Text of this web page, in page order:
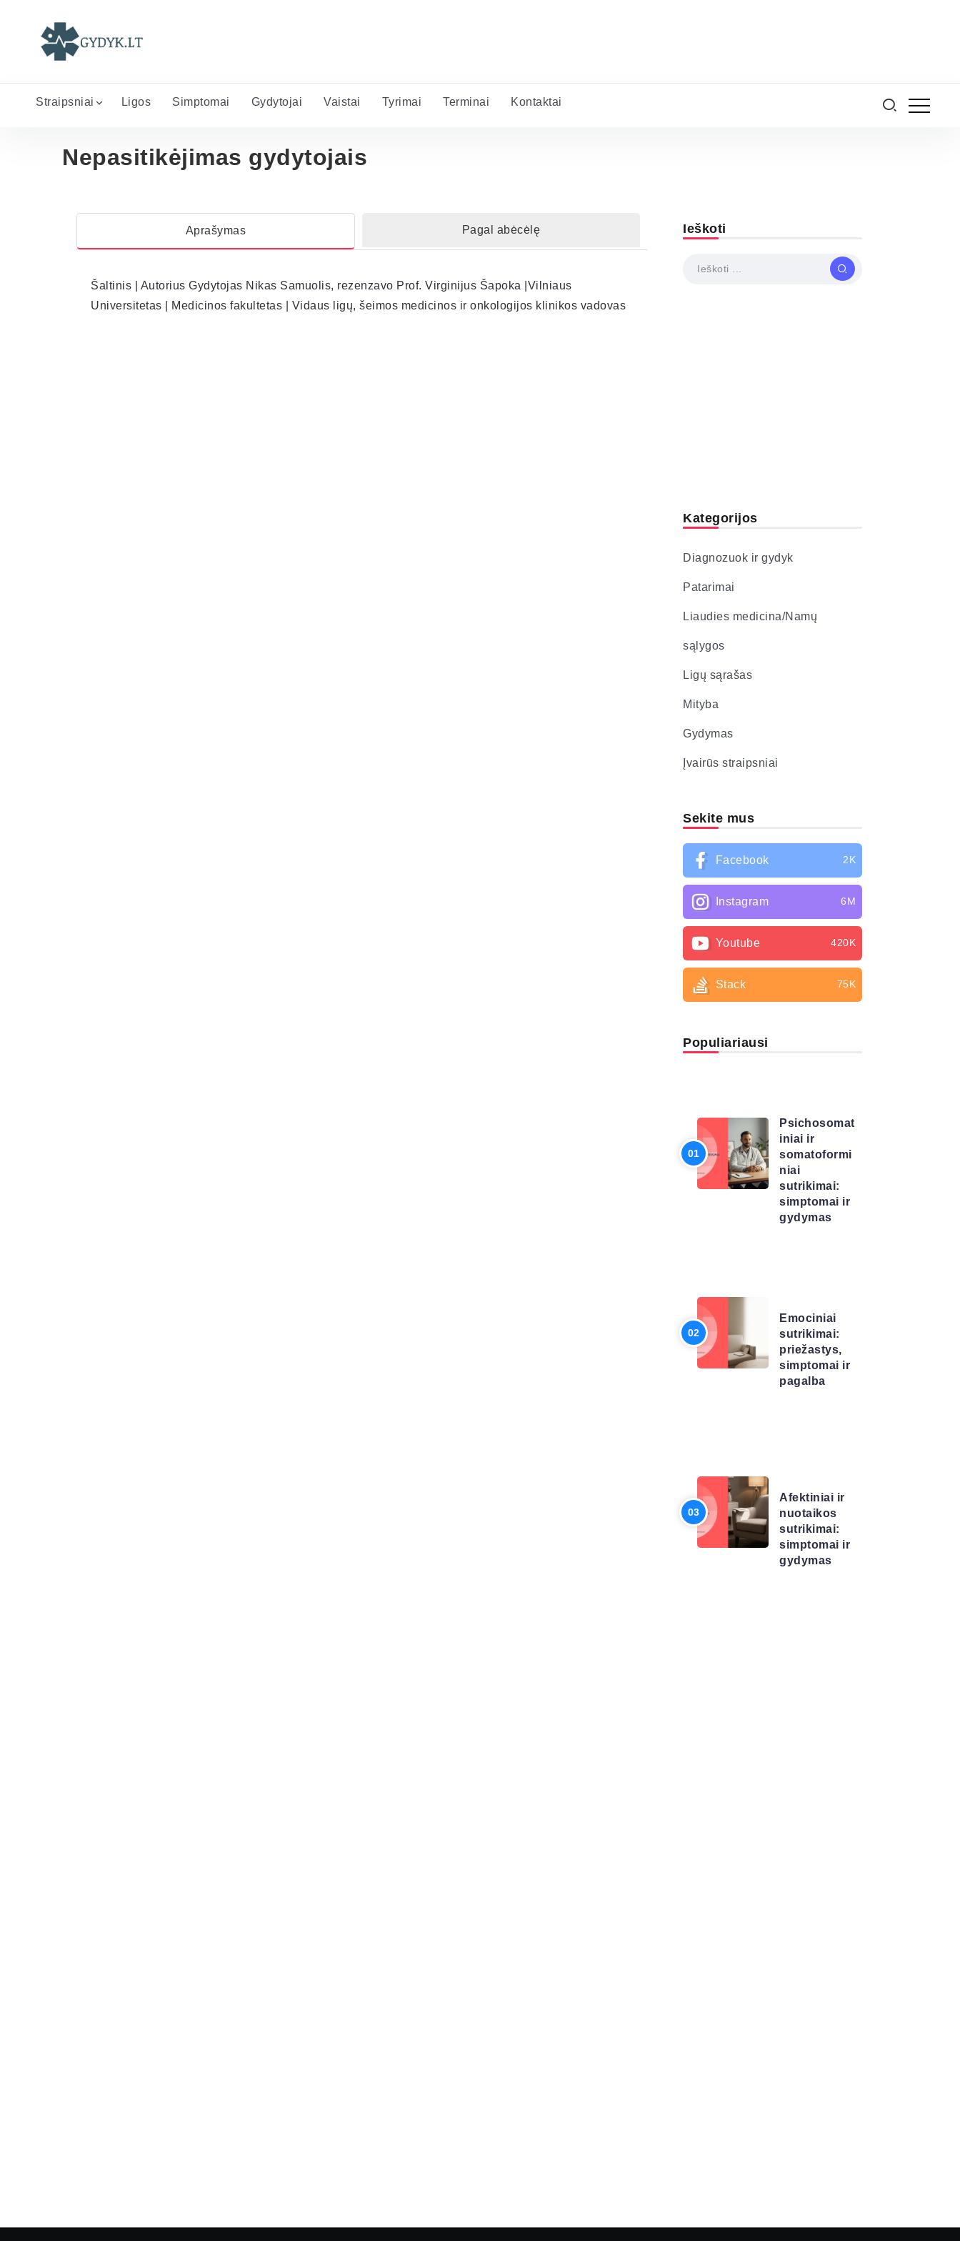
Straipsniai Ligos Simptomai Gydytojai Vaistai Tyrimai Terminai Kontaktai
Nepasitikėjimas gydytojais
Aprašymas Pagal abėcėlę
Šaltinis | Autorius Gydytojas Nikas Samuolis, rezenzavo Prof. Virginijus Šapoka |Vilniaus
Universitetas | Medicinos fakultetas | Vidaus ligų, šeimos medicinos ir onkologijos klinikos vadovas
Ieškoti
Kategorijos
Diagnozuok ir gydyk
Patarimai
Liaudies medicina/Namų
sąlygos
Ligų sąrašas
Mityba
Gydymas
Įvairūs straipsniai
Sekite mus
Facebook 2K
Instagram 6M
Youtube 420K
Stack 75K
Populiariausi
Psichosomat
iniai ir
somatoformi
niai
sutrikimai:
simptomai ir
gydymas
Emociniai
sutrikimai:
priežastys,
simptomai ir
pagalba
Afektiniai ir
nuotaikos
sutrikimai:
simptomai ir
gydymas